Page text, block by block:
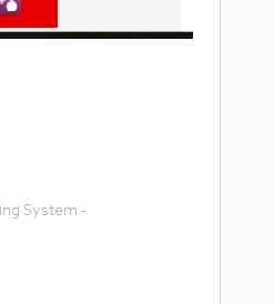
System -